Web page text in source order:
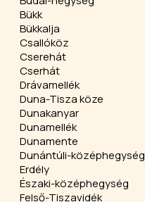
Bükk
Bükkalja
Csallóköz
Cserehát
Cserhát
Drávamellék
Duna-Tisza köze
Dunakanyar
Dunamellék
Dunamente
Dunántúli-középhegység
Erdély
Északi-középhegység
Felső-Tiszavidék